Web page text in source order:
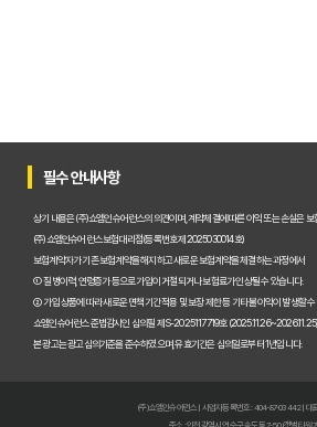
필수 안내사항
상기 내용은 (주)쇼엠인슈어런스의 의견이며, 계약체결에 따른 이익 또는 손실은
(주)쇼엠인슈어런스 보험대리점(등록번호 제2025030014호)
보험계약자가 기존 보험계약을 해지하고 새로운 보험계약을 체결하는 과정에서
① 질병이력, 연령증가 등으로 가입이 거절되거나 보험료가 인상될 수 있습니다.
② 가입 상품에 따라 새로운 면책기간 적용 및 보장 제한 등 기타 불이익이 발생할 수
쇼엠인슈어런스 준법감시인 심의필 제S-2025117719호 (2025.11.26~2026.11.25)
본 광고는 광고심의기준을 준수하였으며, 유효기간은 심의일로부터 1년입니다.
(주)쇼엠인슈어런스 | 사업자등록번호 : 404-87-03442 | 대